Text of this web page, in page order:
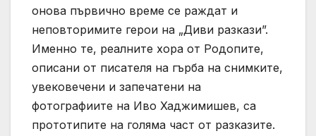
онова първично време се раждат и
неповторимите герои на „Диви разкази”.
Именно те, реалните хора от Родопите,
описани от писателя на гърба на снимките,
увековечени и запечатени на
фотографиите на Иво Хаджимишев, са
прототипите на голяма част от разказите.